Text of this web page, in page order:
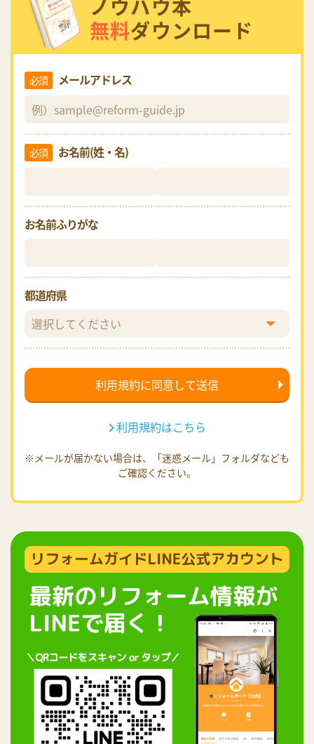
ノウハウ本
無料ダウンロード
必須 メールアドレス
必須 お名前(姓・名)
お名前ふりがな
都道府県
利用規約はこちら
※メールが届かない場合は、「迷惑メール」フォルダなども
ご確認ください。